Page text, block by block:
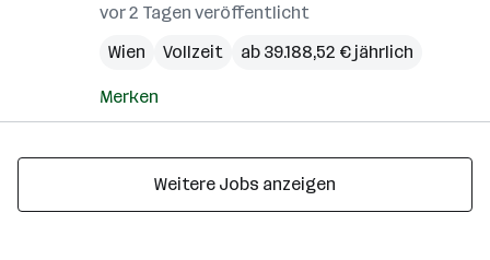
vor 2 Tagen veröffentlicht
Wien
Vollzeit ab 39.188,52 € jährlich
Merken
Weitere Jobs anzeigen